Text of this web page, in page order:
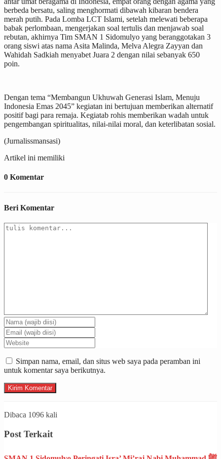
berbeda bersatu, saling menghormati dibawah kibaran bendera
merah putih. Pada Lomba LCT Islami, setelah melewati beberapa
babak perlombaan, mengerjakan soal tertulis dan menjawab soal
rebutan, akhirnya Tim SMAN 1 Sidomulyo yang beranggotakan 3
orang siswi atas nama Asita Malinda, Melva Alegra Zayyan dan
Wahidah Sadkiah menyabet Juara 2 dengan nilai sebanyak 650
poin.
Dengan tema “Membangun Ukhuwah Generasi Islam, Menuju
Indonesia Emas 2045” kegiatan ini bertujuan memberikan alternatif
positif bagi para remaja. Kegiatab rohis memberikan wadah untuk
pengembangan spiritualitas, nilai-nilai moral, dan keterlibatan sosial.
(Jurnalissmansasi)
Artikel ini memiliki
0 Komentar
Beri Komentar
Simpan nama, email, dan situs web saya pada peramban ini
untuk komentar saya berikutnya.
Dibaca 1096 kali
Post Terkait